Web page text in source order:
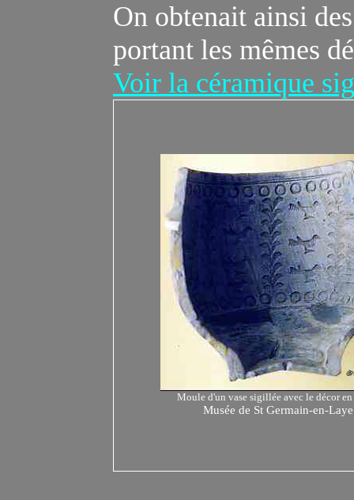
On obtenait ainsi
portant les mêmes
Voir la céramique
Moule d'un vase sigillée avec le décor
Musée de St Germain-en-Laye